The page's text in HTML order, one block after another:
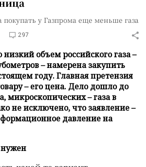
у Газпрома еще меньше газа
297
объем российского газа –
– намерена закупить
году. Главная претензия
– его цена. Дело дошло до
микроскопических – газа в
не исключено, что заявление –
давление на
нужен